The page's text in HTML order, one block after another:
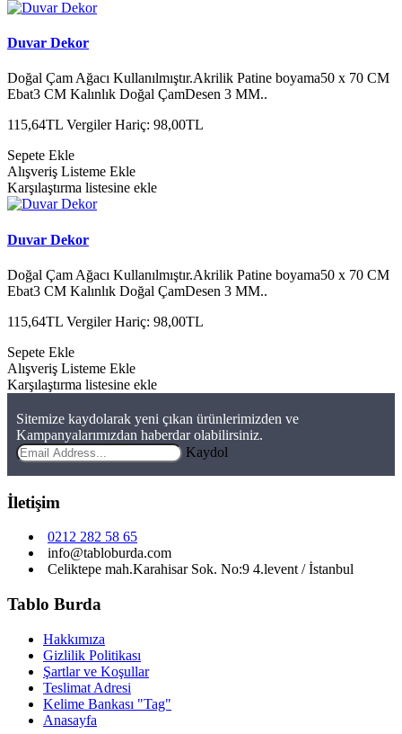
Duvar Dekor
Doğal Çam Ağacı Kullanılmıştır.Akrilik Patine boyama50 x 70 CM
Ebat3 CM Kalınlık Doğal ÇamDesen 3 MM..
115,64TL Vergiler Hariç: 98,00TL
Sepete Ekle
Alışveriş Listeme Ekle
Karşılaştırma listesine ekle
Duvar Dekor
Doğal Çam Ağacı Kullanılmıştır.Akrilik Patine boyama50 x 70 CM
Ebat3 CM Kalınlık Doğal ÇamDesen 3 MM..
115,64TL Vergiler Hariç: 98,00TL
Sepete Ekle
Alışveriş Listeme Ekle
Karşılaştırma listesine ekle
Sitemize kaydolarak yeni çıkan ürünlerimizden ve
Kampanyalarımızdan haberdar olabilirsiniz.
Kaydol
İletişim
0212 282 58 65
info@tabloburda.com
Celiktepe mah.Karahisar Sok. No:9 4.levent / İstanbul
Tablo Burda
Hakkımıza
Gizlilik Politikası
Şartlar ve Koşullar
Teslimat Adresi
Kelime Bankası "Tag"
Anasayfa